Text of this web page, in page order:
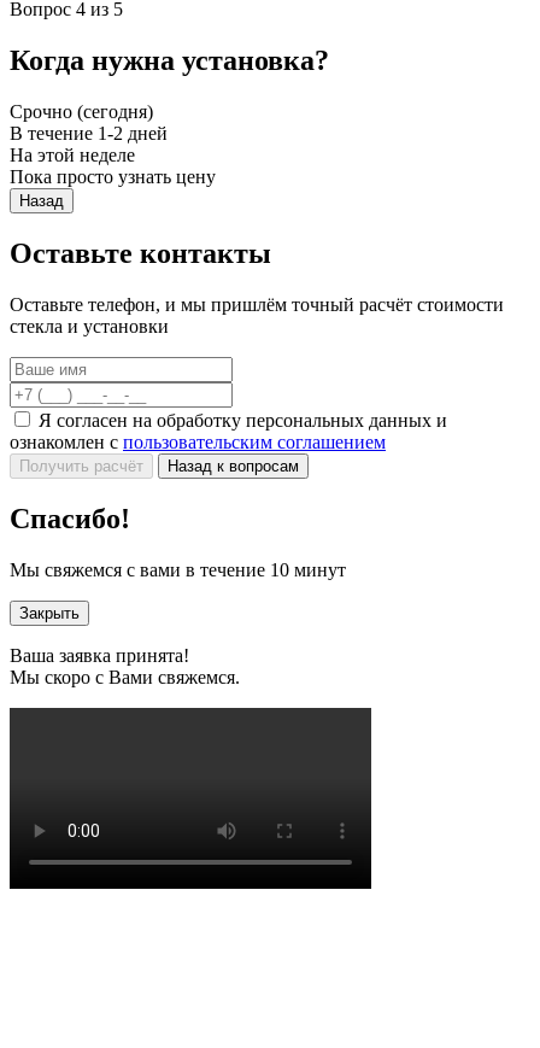
Вопрос 4 из 5
Когда нужна установка?
Срочно (сегодня)
В течение 1-2 дней
На этой неделе
Пока просто узнать цену
Назад
Оставьте контакты
Оставьте телефон, и мы пришлём точный расчёт стоимости
стекла и установки
Я согласен на обработку персональных данных и
ознакомлен с пользовательским соглашением
Получить расчёт Назад к вопросам
Спасибо!
Мы свяжемся с вами в течение 10 минут
Закрыть
Ваша заявка принята!
Мы скоро с Вами свяжемся.